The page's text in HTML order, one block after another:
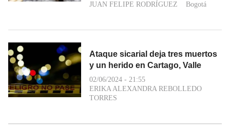
JUAN FELIPE RODRÍGUEZ
Bogotá
Ataque sicarial deja tres muertos
y un herido en Cartago, Valle
02/06/2024 - 21:55
ERIKA ALEXANDRA REBOLLEDO
TORRES